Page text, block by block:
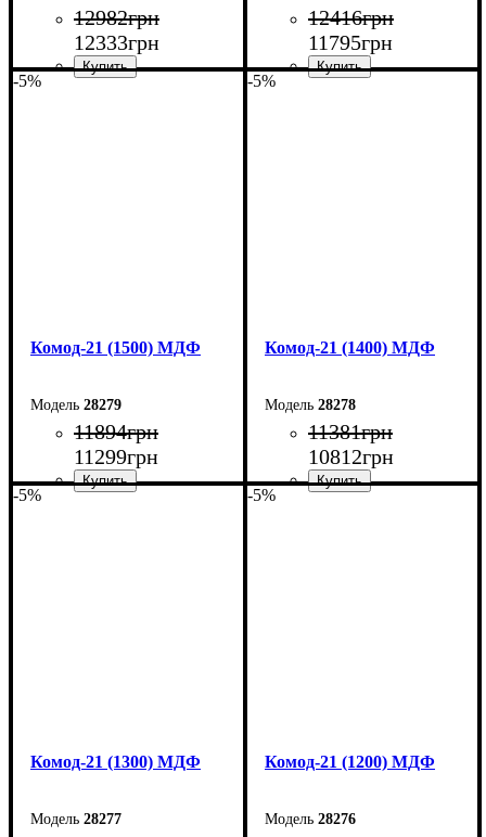
12982грн
12333грн
12416грн
11795грн
-5%
Комод-21 (1500) МДФ
28279
11894грн
11299грн
-5%
Комод-21 (1400) МДФ
28278
11381грн
10812грн
-5%
Комод-21 (1300) МДФ
28277
-5%
Комод-21 (1200) МДФ
28276